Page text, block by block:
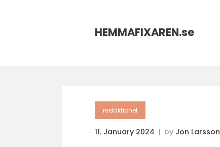
HEMMAFIXAREN.se
redaktionel
11. January 2024 by Jon Larsson